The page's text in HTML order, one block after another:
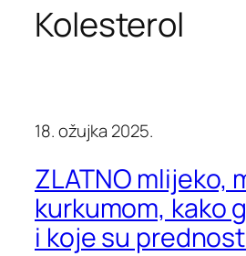
Kolesterol
18. ožujka 2025.
ZLATNO mlijeko,
kurkumom, kako
i koje su